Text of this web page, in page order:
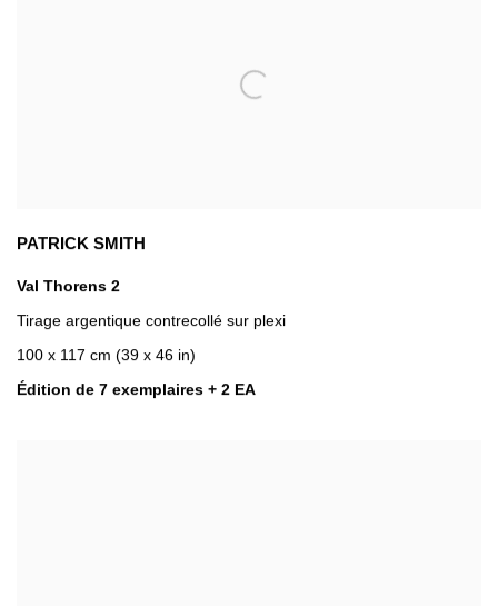
PATRICK SMITH
Val Thorens 2
Tirage argentique contrecollé sur plexi
100 x 117 cm (39 x 46 in)
Édition de 7 exemplaires + 2 EA